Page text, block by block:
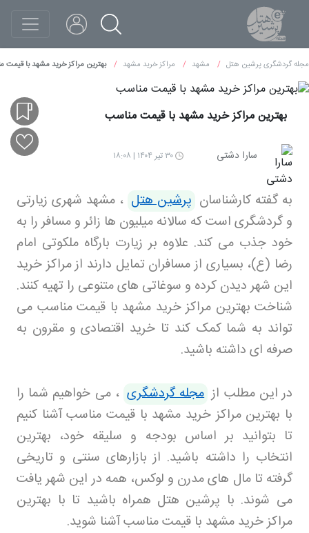
مجله گردشگری پرشین هتل مشهد مراکز خرید مشهد بهترین مراکز خرید مشهد با قیمت
بهترین مراکز خرید مشهد با قیمت مناسب
سارا دشتی ۳۰ تیر ۱۴۰۴ | ۱۸:۰۸
به گفته کارشناسان پرشین هتل ، مشهد شهری زیارتی
و گردشگری است که سالانه میلیون ها زائر و مسافر را به
خود جذب می کند. علاوه بر زیارت بارگاه ملکوتی امام
رضا (ع)، بسیاری از مسافران تمایل دارند از مراکز خرید
این شهر دیدن کرده و سوغاتی های متنوعی را تهیه کنند.
شناخت بهترین مراکز خرید مشهد با قیمت مناسب می
تواند به شما کمک کند تا خرید اقتصادی و مقرون به
صرفه ای داشته باشید.
در این مطلب از مجله گردشگری ، می خواهیم شما را
با بهترین مراکز خرید مشهد با قیمت مناسب آشنا کنیم
تا بتوانید بر اساس بودجه و سلیقه خود، بهترین
انتخاب را داشته باشید. از بازارهای سنتی و تاریخی
گرفته تا مال های مدرن و لوکس، همه در این شهر یافت
می شوند. با پرشین هتل همراه باشید تا با بهترین
مراکز خرید مشهد با قیمت مناسب آشنا شوید.